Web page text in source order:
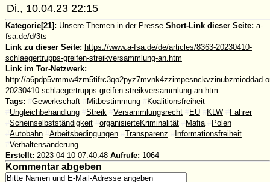
Di., 10.04.23 22:15
Kategorie[21]: Unsere Themen in der Presse Short-Link dieser Seite: a-
fsa.de/d/3ts
Link zu dieser Seite: https://www.a-fsa.de/de/articles/8363-20230410-
schlaegertrupps-greifen-streikversammlung-an.htm
Link im Tor-Netzwerk:
http://
20230410-schlaegertrupps-greifen-streikversammlung-an.htm
Tags:
Gewerkschaft Mitbestimmung
Koalitionsfreiheit
Ungleichbehandlung Streik Versammlungsrecht EU KLW
Fahrer
Scheinselbstständigkeit organisierteKriminalität Mafia
Polen
Autobahn Arbeitsbedingungen Transparenz
Informationsfreiheit
Verhaltensänderung
Erstellt: 2023-04-10 07:40:48 Aufrufe: 1064
Kommentar abgeben